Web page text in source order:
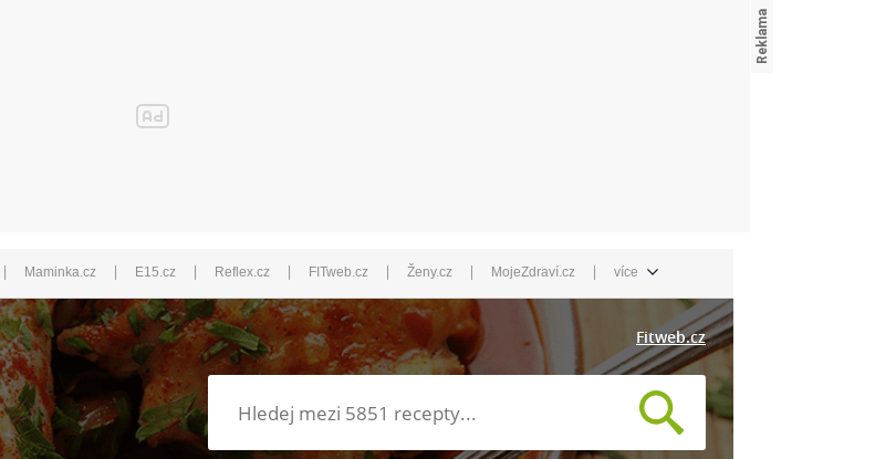
| Maminka.cz | E15.cz | Reflex.cz | FITweb.cz | Ženy.cz | MojeZdraví.cz | více
Fitweb.cz